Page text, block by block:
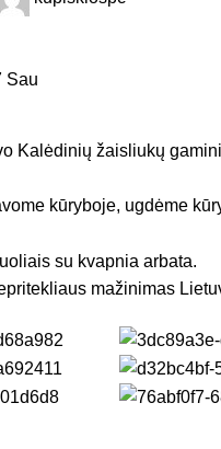
Sau
Kalėdinių žaisliukų
kūryboje, ugdėme
su kvapnia arbata.
mažinimas